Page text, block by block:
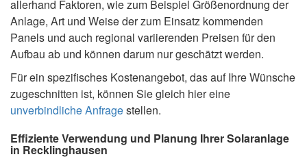
allerhand Faktoren, wie zum Beispiel Größenordnung der
Anlage, Art und Weise der zum Einsatz kommenden
Panels und auch regional variierenden Preisen für den
Aufbau ab und können darum nur geschätzt werden.
Für ein spezifisches Kostenangebot, das auf Ihre Wünsche
zugeschnitten ist, können Sie gleich hier eine
unverbindliche Anfragestellen.
Effiziente Verwendung und Planung Ihrer Solaranlage
in Recklinghausen